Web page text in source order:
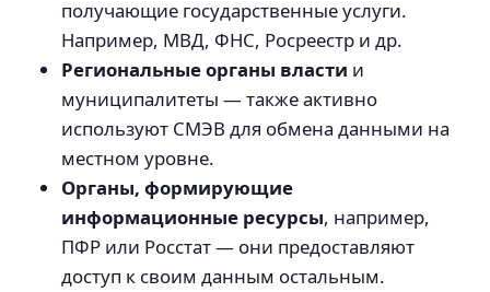
получающие государственные услуги.
Например, МВД, ФНС, Росреестр и др.
Региональные органы власти и
муниципалитеты — также активно
используют СМЭВ для обмена данными на
местном уровне.
Органы, формирующие
информационные ресурсы, например,
ПФР или Росстат — они предоставляют
доступ к своим данным остальным.